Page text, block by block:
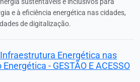
e à eficiência energética nas cidades,
de digitalização.
Energética nas
- GESTÃO E ACESSO